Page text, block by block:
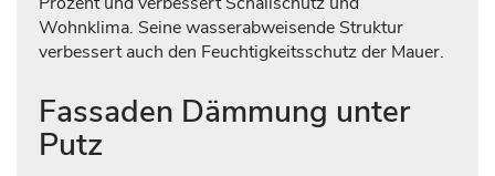
Wohnklima. Seine wasserabweisende Struktur
verbessert auch den Feuchtigkeitsschutz der Mauer.
Fassaden Dämmung unter
Putz